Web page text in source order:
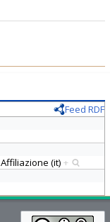
Feed RDF
Affiliazione (it) +